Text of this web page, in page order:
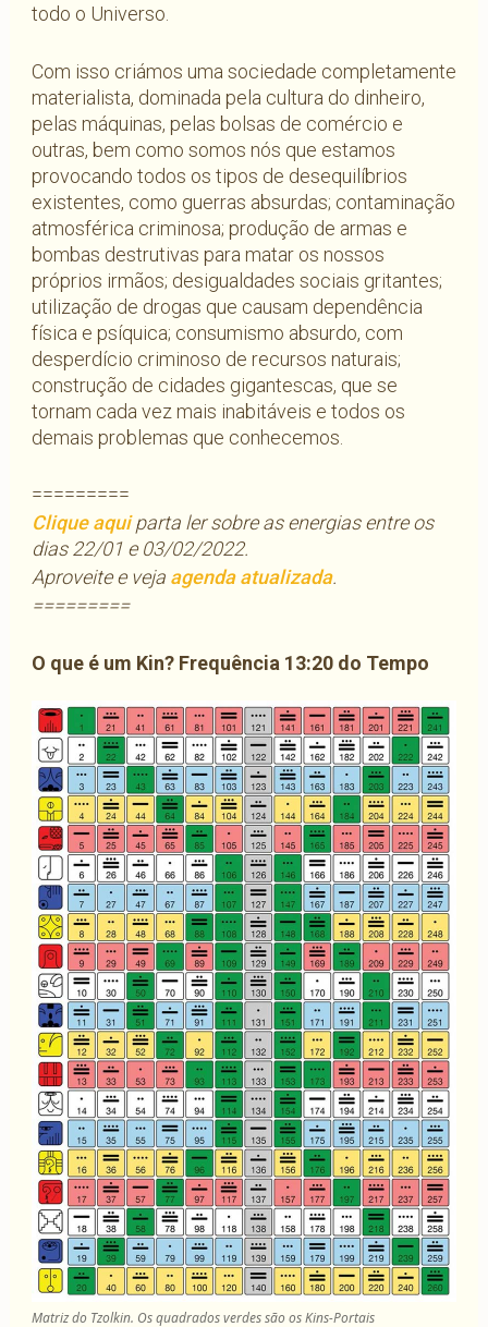
todo o Universo.
Com isso criámos uma sociedade completamente
materialista, dominada pela cultura do dinheiro,
pelas máquinas, pelas bolsas de comércio e
outras, bem como somos nós que estamos
provocando todos os tipos de desequilíbrios
existentes, como guerras absurdas; contaminação
atmosférica criminosa; produção de armas e
bombas destrutivas para matar os nossos
próprios irmãos; desigualdades sociais gritantes;
utilização de drogas que causam dependência
física e psíquica; consumismo absurdo, com
desperdício criminoso de recursos naturais;
construção de cidades gigantescas, que se
tornam cada vez mais inabitáveis e todos os
demais problemas que conhecemos.
=========
Clique aquiparta ler sobre as energias entre os
dias 22/01 e 03/02/2022.
Aproveite e veja agenda atualizada.
=========
O que é um Kin? Frequência 13:20 do Tempo
Matriz do Tzolkin. Os quadrados verdes são os Kins-Portais